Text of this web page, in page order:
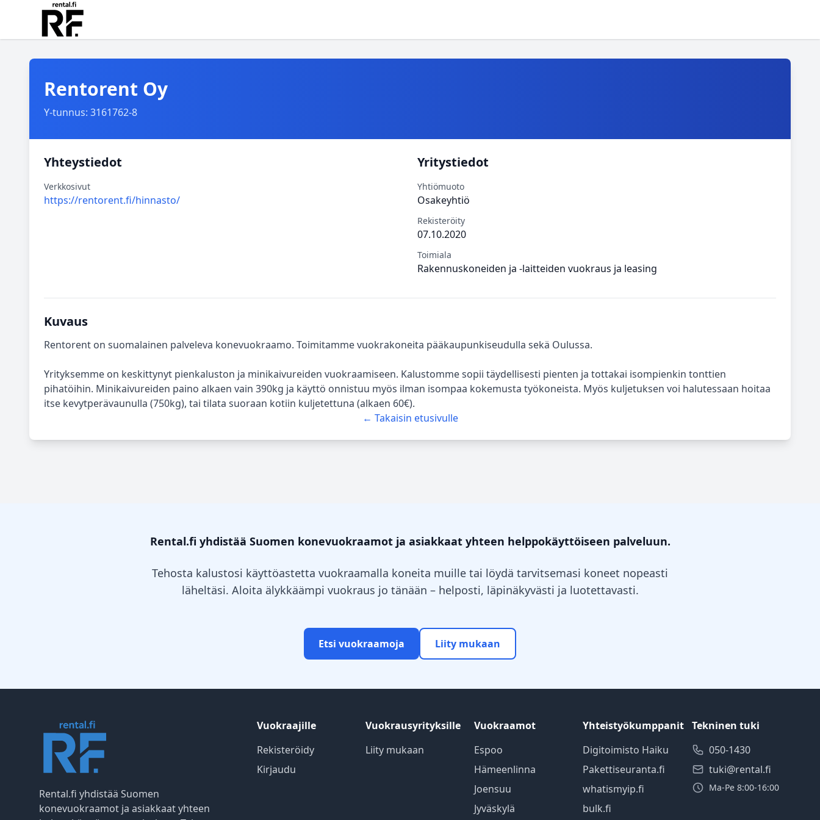
Rentorent Oy
Y-tunnus: 3161762-8
Yhteystiedot
Verkkosivut
https://rentorent.fi/hinnasto/
Yritystiedot
Yhtiömuoto
Osakeyhtiö
Rekisteröity
07.10.2020
Toimiala
Rakennuskoneiden ja -laitteiden vuokraus ja leasing
Kuvaus
Rentorent on suomalainen palveleva konevuokraamo. Toimitamme vuokrakoneita pääkaupunkiseudulla sekä Oulussa.
Yrityksemme on keskittynyt pienkaluston ja minikaivureiden vuokraamiseen. Kalustomme sopii täydellisesti pienten ja tottakai isompienkin tonttien
pihatöihin. Minikaivureiden paino alkaen vain 390kg ja käyttö onnistuu myös ilman isompaa kokemusta työkoneista. Myös kuljetuksen voi halutessaan hoitaa
itse kevytperävaunulla (750kg), tai tilata suoraan kotiin kuljetettuna (alkaen 60€).
← Takaisin etusivulle
Rental.fi yhdistää Suomen konevuokraamot ja asiakkaat yhteen helppokäyttöiseen palveluun.
Tehosta kalustosi käyttöastetta vuokraamalla koneita muille tai löydä tarvitsemasi koneet nopeasti
läheltäsi. Aloita älykkäämpi vuokraus jo tänään – helposti, läpinäkyvästi ja luotettavasti.
Etsi vuokraamoja Liity mukaan
Rental.fi yhdistää Suomen
konevuokraamot ja asiakkaat yhteen
Vuokraajille
Rekisteröidy
Kirjaudu
Vuokrausyrityksille
Liity mukaan
Vuokraamot
Espoo
Hämeenlinna
Joensuu
Jyväskylä
Yhteistyökumppanit
Digitoimisto Haiku
Pakettiseuranta.fi
whatismyip.fi
bulk.fi
Tekninen tuki
050-1430
tuki@rental.fi
Ma-Pe 8:00-16:00